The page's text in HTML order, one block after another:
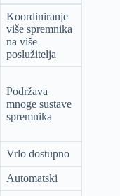
Koordiniranje
više spremnika
na više
poslužitelja
Podržava
mnoge sustave
spremnika
Vrlo dostupno
Automatski